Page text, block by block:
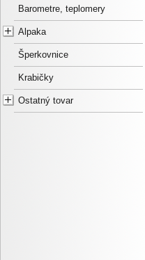
Barometre, teplomery
Alpaka
Šperkovnice
Krabičky
Ostatný tovar